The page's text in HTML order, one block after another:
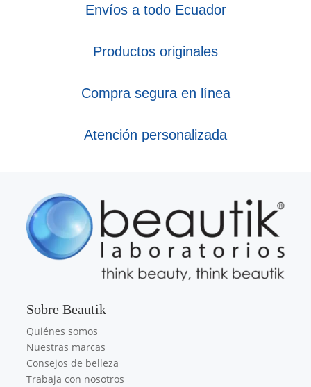
Envíos a todo Ecuador
Productos originales
Compra segura en línea
Atención personalizada
Sobre Beautik
Quiénes somos
Nuestras marcas
Consejos de belleza
Trabaja con nosotros